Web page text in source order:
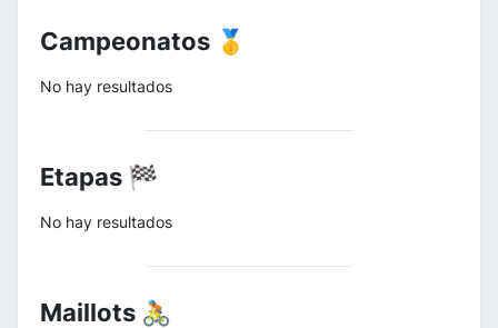
Campeonatos 🥇
No hay resultados
Etapas 🏁
No hay resultados
Maillots 🚴